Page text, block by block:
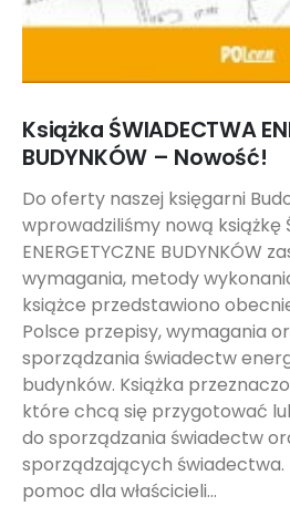
Książka ŚWIADECTWA
BUDYNKÓW – Nowość!
Do oferty naszej księgarni
wprowadziliśmy nową książkę
ENERGETYCZNE BUDYNKÓW
wymagania, metody
książce przedstawiono
Polsce przepisy, wymagania
sporządzania świadectw
budynków. Książka
które chcą się przygotować
do sporządzania świadectw
sporządzających świadectwa.
pomoc dla właścicieli...